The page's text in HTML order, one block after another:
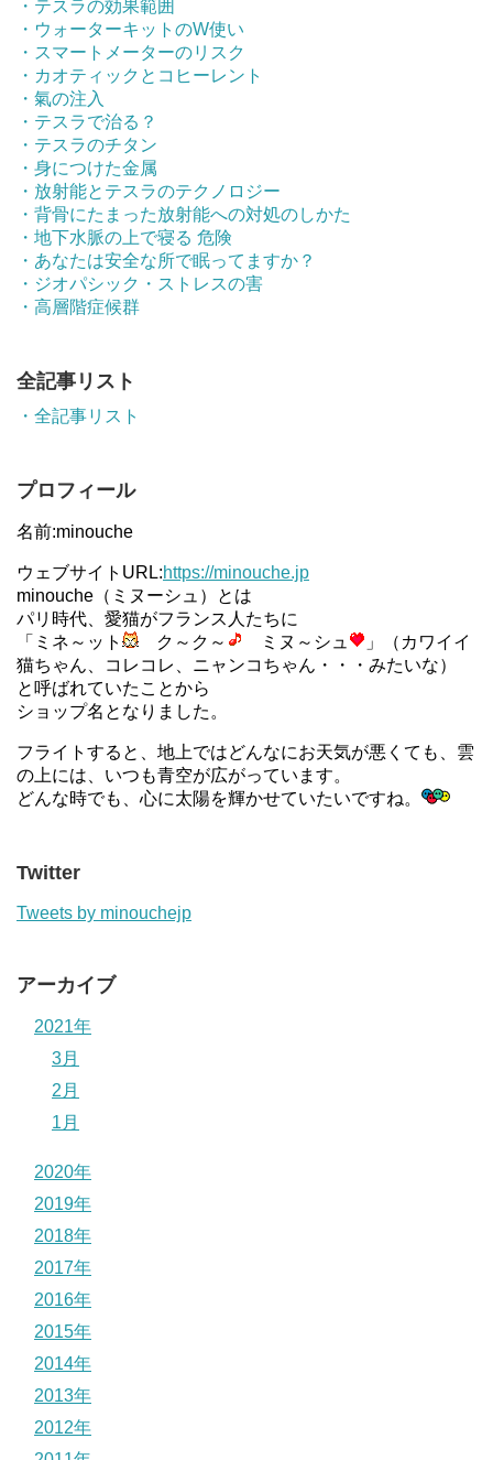
・テスラの効果範囲
・ウォーターキットのW使い
・スマートメーターのリスク
・カオティックとコヒーレント
・氣の注入
・テスラで治る？
・テスラのチタン
・身につけた金属
・放射能とテスラのテクノロジー
・背骨にたまった放射能への対処のしかた
・地下水脈の上で寝る 危険
・あなたは安全な所で眠ってますか？
・ジオパシック・ストレスの害
・高層階症候群
全記事リスト
・全記事リスト
プロフィール
名前:minouche
ウェブサイトURL:https://minouche.jp
minouche（ミヌーシュ）とは
パリ時代、愛猫がフランス人たちに
「ミネ～ット
ク～ク～ ミヌ～シュ
」（カワイイ
猫ちゃん、コレコレ、ニャンコちゃん・・・みたいな）
と呼ばれていたことから
ショップ名となりました。
フライトすると、地上ではどんなにお天気が悪くても、雲
の上には、いつも青空が広がっています。
どんな時でも、心に太陽を輝かせていたいですね。
Twitter
Tweets by minouchejp
アーカイブ
2021年
3月
2月
1月
2020年
2019年
2018年
2017年
2016年
2015年
2014年
2013年
2012年